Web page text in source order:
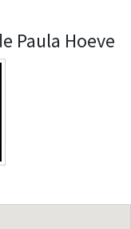
Paula Hoeve